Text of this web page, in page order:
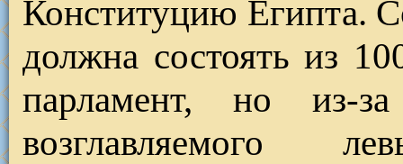
Конституцию Египта.
должна состоять из
парламент, но из-за
возглавляемого